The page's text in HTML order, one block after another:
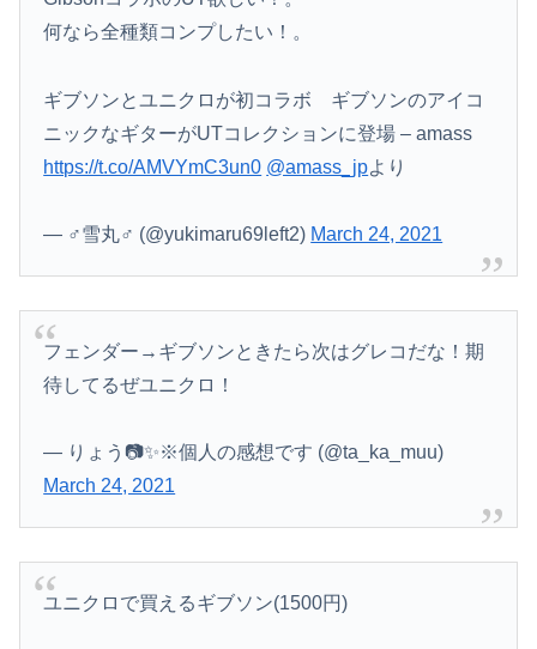
何なら全種類コンプしたい！。
ギブソンとユニクロが初コラボ ギブソンのアイコ
ニックなギターがUTコレクションに登場 – amass
https://t.co/AMVYmC3un0 @amass_jpより
— ♂雪丸♂ (@yukimaru69left2) March 24, 2021
フェンダー→ギブソンときたら次はグレコだな！期
待してるぜユニクロ！
— りょう📷✨※個人の感想です (@ta_ka_muu)
March 24, 2021
ユニクロで買えるギブソン(1500円)